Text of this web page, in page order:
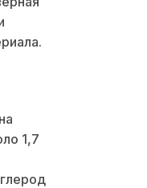
1,7